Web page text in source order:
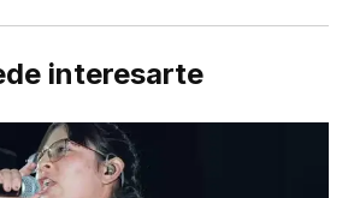
interesarte